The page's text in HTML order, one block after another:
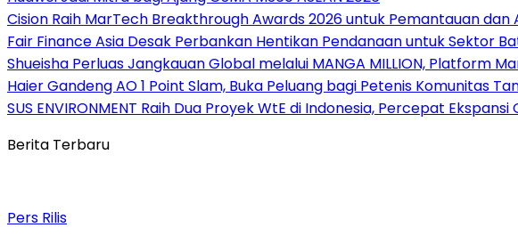
Cision Raih MarTech Breakthrough Awards 2026 untuk Pemantauan dan
Fair Finance Asia Desak Perbankan Hentikan Pendanaan untuk Sektor
Shueisha Perluas Jangkauan Global melalui MANGA MILLION, Platform
Haier Gandeng AO 1 Point Slam, Buka Peluang bagi Petenis Komunitas
SUS ENVIRONMENT Raih Dua Proyek WtE di Indonesia, Percepat Ekspansi
Berita Terbaru
Pers Rilis